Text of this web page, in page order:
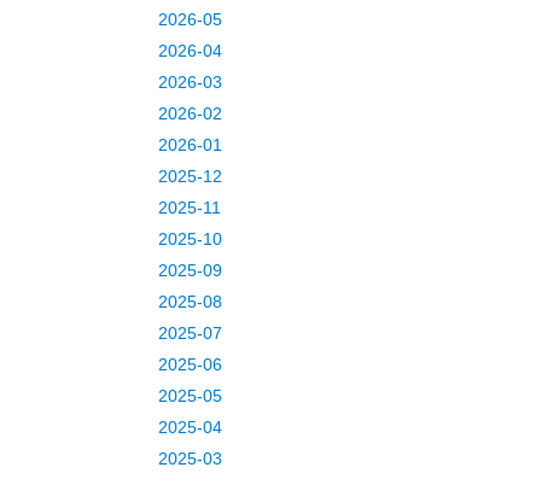
2026-05
2026-04
2026-03
2026-02
2026-01
2025-12
2025-11
2025-10
2025-09
2025-08
2025-07
2025-06
2025-05
2025-04
2025-03